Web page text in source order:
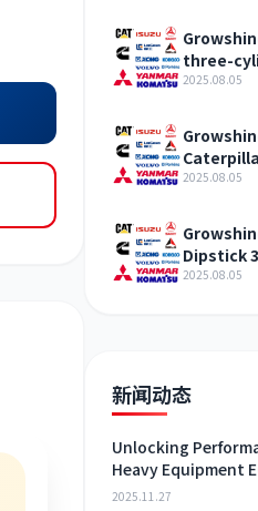
山猫
three-
2025.08.05
321-4994
2025.08.05
Dipstick
2025.08.05
新闻动态
Unlocking
Heavy Equipment
Harness Alternatives
2025.11.27